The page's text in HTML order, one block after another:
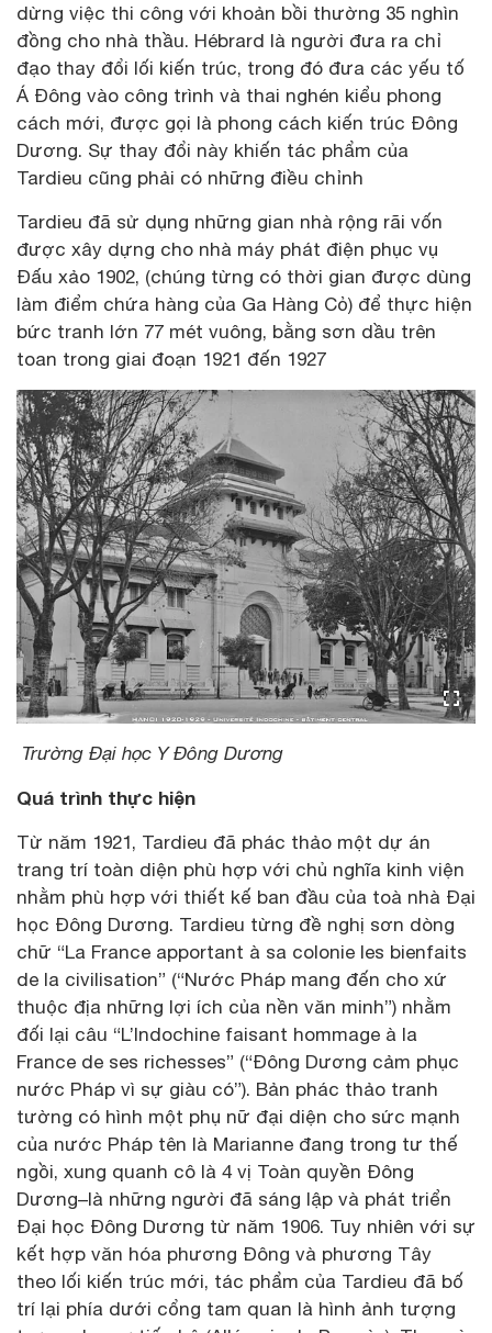
dừng việc thi công với khoản bồi thường 35 nghìn
đồng cho nhà thầu. Hébrard là người đưa ra chỉ
đạo thay đổi lối kiến trúc, trong đó đưa các yếu tố
Á Đông vào công trình và thai nghén kiểu phong
cách mới, được gọi là phong cách kiến trúc Đông
Dương. Sự thay đổi này khiến tác phẩm của
Tardieu cũng phải có những điều chỉnh
Tardieu đã sử dụng những gian nhà rộng rãi vốn
được xây dựng cho nhà máy phát điện phục vụ
Đấu xảo 1902, (chúng từng có thời gian được dùng
làm điểm chứa hàng của Ga Hàng Cỏ) để thực hiện
bức tranh lớn 77 mét vuông, bằng sơn dầu trên
toan trong giai đoạn 1921 đến 1927
Trường Đại học Y Đông Dương
Quá trình thực hiện
Từ năm 1921, Tardieu đã phác thảo một dự án
trang trí toàn diện phù hợp với chủ nghĩa kinh viện
nhằm phù hợp với thiết kế ban đầu của toà nhà Đại
học Đông Dương. Tardieu từng đề nghị sơn dòng
chữ “La France apportant à sa colonie les bienfaits
de la civilisation” (“Nước Pháp mang đến cho xứ
thuộc địa những lợi ích của nền văn minh”) nhằm
đối lại câu “L’Indochine faisant hommage à la
France de ses richesses” (“Đông Dương cảm phục
nước Pháp vì sự giàu có”). Bản phác thảo tranh
tường có hình một phụ nữ đại diện cho sức mạnh
của nước Pháp tên là Marianne đang trong tư thế
ngồi, xung quanh cô là 4 vị Toàn quyền Đông
Dương–là những người đã sáng lập và phát triển
Đại học Đông Dương từ năm 1906. Tuy nhiên với sự
kết hợp văn hóa phương Đông và phương Tây
theo lối kiến trúc mới, tác phẩm của Tardieu đã bố
trí lại phía dưới cổng tam quan là hình ảnh tượng